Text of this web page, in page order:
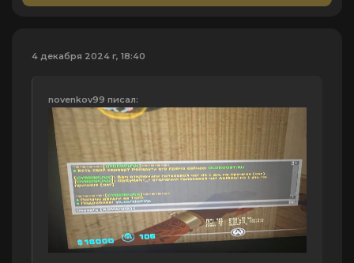
4 декабря 2024 г, 18:40
novenkov99 писал: